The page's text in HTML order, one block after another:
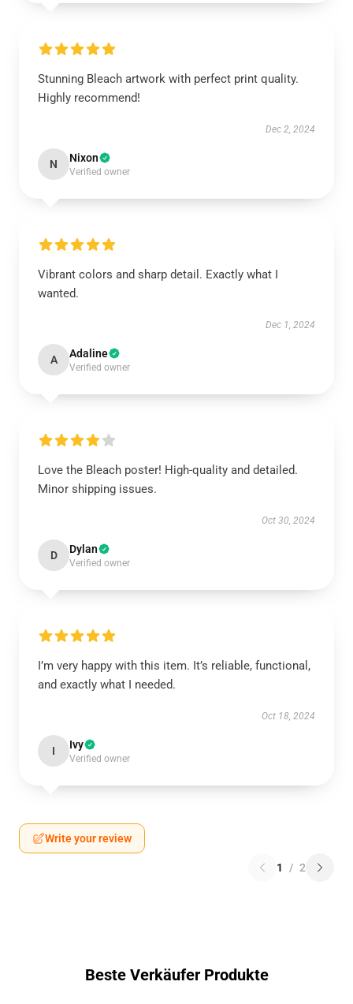
Stunning Bleach artwork with perfect print quality.
Highly recommend!
Dec 2, 2024
N Nixon
Verified owner
Vibrant colors and sharp detail. Exactly what I
wanted.
Dec 1, 2024
A Adaline
Verified owner
Love the Bleach poster! High-quality and detailed.
Minor shipping issues.
Oct 30, 2024
D Dylan
Verified owner
I’m very happy with this item. It’s reliable, functional,
and exactly what I needed.
Oct 18, 2024
I Ivy
Verified owner
Write your review
1 / 2
Beste Verkäufer Produkte